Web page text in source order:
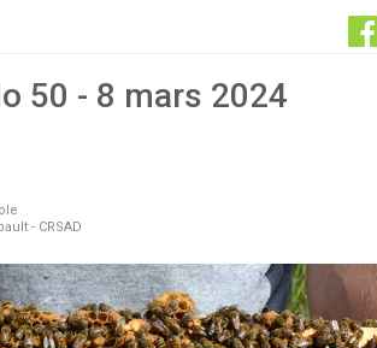
50 - 8 mars 2024
- CRSAD